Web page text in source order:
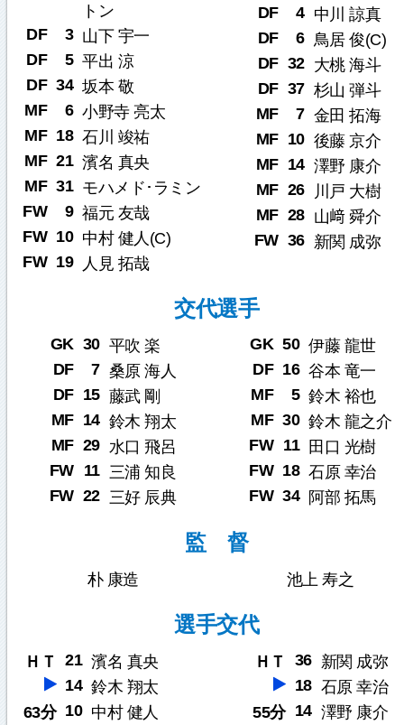
トン
DF
3 山下 宇一
DF
5 平出 涼
DF 34 坂本 敬
MF
6 小野寺 亮太
MF 18 石川 竣祐
MF 21 濱名 真央
MF 31 モハメド･ラミン
FW
9 福元 友哉
FW 10 中村 健人(C)
FW 19 人見 拓哉
DF
4 中川 諒真
DF
6 鳥居 俊(C)
DF 32 大桃 海斗
DF 37 杉山 弾斗
MF
7 金田 拓海
MF 10 後藤 京介
MF 14 澤野 康介
MF 26
川戸 大樹
MF 28 山﨑 舜介
FW 36 新関 成弥
交代選手
GK 30 平吹 楽
DF
7 桑原 海人
DF 15 藤武 剛
MF 14 鈴木 翔太
MF 29 水口 飛呂
FW
11 三浦 知良
FW 22 三好 辰典
GK 50 伊藤 龍世
DF 16 谷本 竜一
MF
5 鈴木 裕也
MF 30 鈴木 龍之介
FW 11
田口 光樹
FW 18 石原 幸治
FW 34 阿部 拓馬
監 督
朴 康造 池上 寿之
選手交代
ＨＴ 21 濱名 真央
14 鈴木 翔太
63分 10 中村 健人
ＨＴ 36 新関 成弥
18 石原 幸治
55分 14 澤野 康介